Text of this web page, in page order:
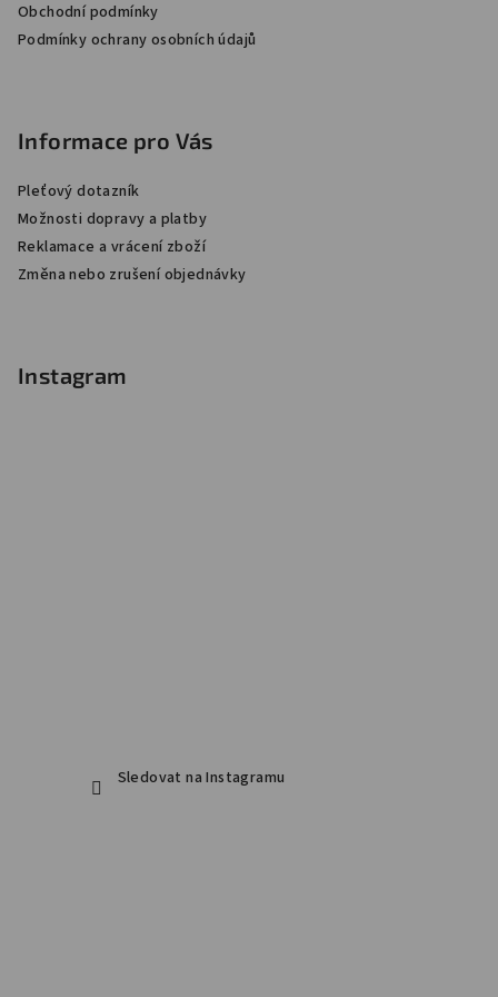
Obchodní podmínky
Podmínky ochrany osobních údajů
Informace pro Vás
Pleťový dotazník
Možnosti dopravy a platby
Reklamace a vrácení zboží
Změna nebo zrušení objednávky
Instagram
Sledovat na Instagramu